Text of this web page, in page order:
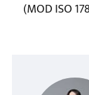
(MOD ISO